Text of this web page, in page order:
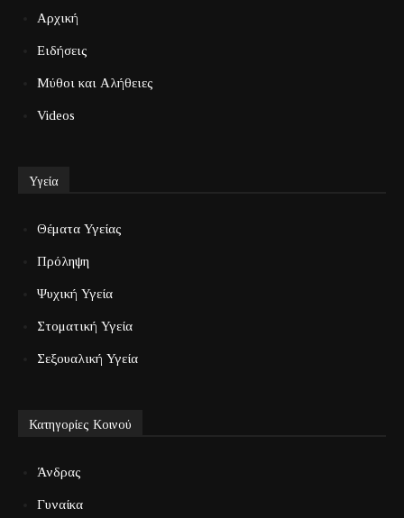
Αρχική
Ειδήσεις
Μύθοι και Αλήθειες
Videos
Υγεία
Θέματα Υγείας
Πρόληψη
Ψυχική Υγεία
Στοματική Υγεία
Σεξουαλική Υγεία
Κατηγορίες Κοινού
Άνδρας
Γυναίκα